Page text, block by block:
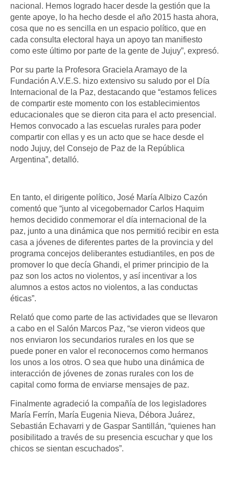
nacional. Hemos logrado hacer desde la gestión que la
gente apoye, lo ha hecho desde el año 2015 hasta ahora,
cosa que no es sencilla en un espacio político, que en
cada consulta electoral haya un apoyo tan manifiesto
como este último por parte de la gente de Jujuy”, expresó.
Por su parte la Profesora Graciela Aramayo de la
Fundación A.V.E.S. hizo extensivo su saludo por el Día
Internacional de la Paz, destacando que “estamos felices
de compartir este momento con los establecimientos
educacionales que se dieron cita para el acto presencial.
Hemos convocado a las escuelas rurales para poder
compartir con ellas y es un acto que se hace desde el
nodo Jujuy, del Consejo de Paz de la República
Argentina”, detalló.
En tanto, el dirigente político, José María Albizo Cazón
comentó que “junto al vicegobernador Carlos Haquim
hemos decidido conmemorar el día internacional de la
paz, junto a una dinámica que nos permitió recibir en esta
casa a jóvenes de diferentes partes de la provincia y del
programa concejos deliberantes estudiantiles, en pos de
promover lo que decía Ghandi, el primer principio de la
paz son los actos no violentos, y así incentivar a los
alumnos a estos actos no violentos, a las conductas
éticas”.
Relató que como parte de las actividades que se llevaron
a cabo en el Salón Marcos Paz, “se vieron videos que
nos enviaron los secundarios rurales en los que se
puede poner en valor el reconocernos como hermanos
los unos a los otros. O sea que hubo una dinámica de
interacción de jóvenes de zonas rurales con los de
capital como forma de enviarse mensajes de paz.
Finalmente agradeció la compañía de los legisladores
María Ferrín, María Eugenia Nieva, Débora Juárez,
Sebastián Echavarri y de Gaspar Santillán, “quienes han
posibilitado a través de su presencia escuchar y que los
chicos se sientan escuchados”.